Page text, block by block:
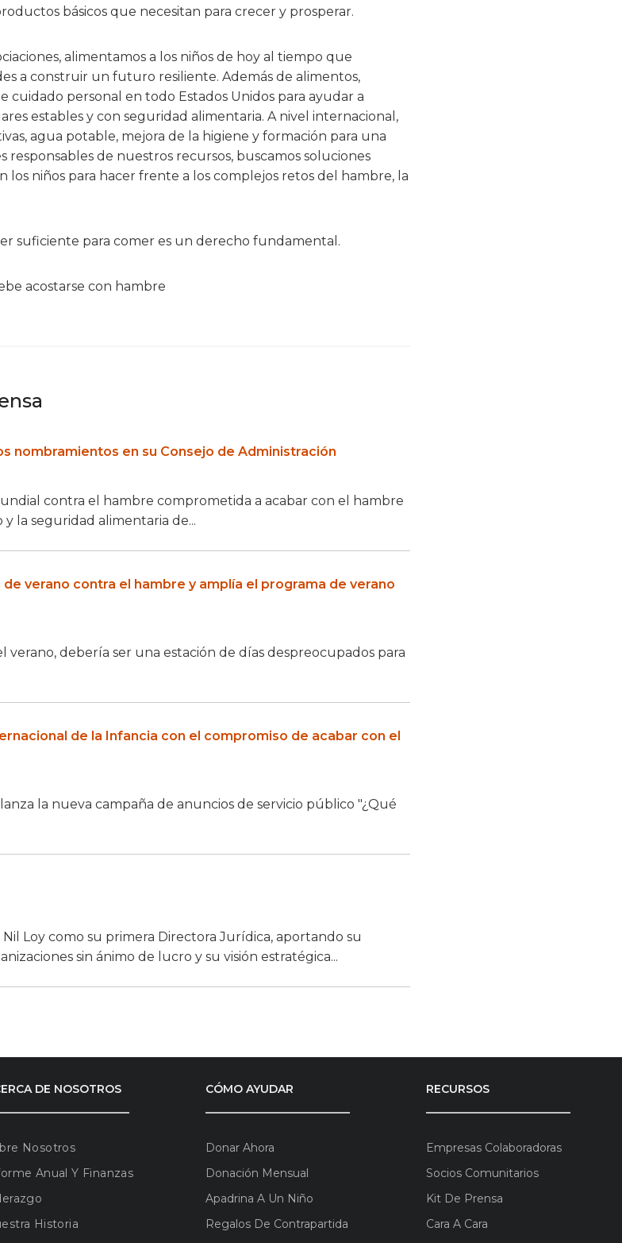
básicos que necesitan para crecer y prosperar.
alimentamos a los niños de hoy al tiempo que
a construir un futuro resiliente. Además de alimentos,
cuidado personal en todo Estados Unidos para ayudar a
estables y con seguridad alimentaria. A nivel internacional,
agua potable, mejora de la higiene y formación para una
responsables de nuestros recursos, buscamos soluciones
los niños para hacer frente a los complejos retos del hambre, la
suficiente para comer es un derecho fundamental.
acostarse con hambre
nombramientos en su Consejo de Administración
contra el hambre comprometida a acabar con el hambre
la seguridad alimentaria de...
verano contra el hambre y amplía el programa de verano
verano, debería ser una estación de días despreocupados para
de la Infancia con el compromiso de acabar con el
la nueva campaña de anuncios de servicio público "¿Qué
Loy como su primera Directora Jurídica, aportando su
sin ánimo de lucro y su visión estratégica...
DE NOSOTROS
Nosotros
Anual Y Finanzas
Historia
CÓMO AYUDAR
Donar Ahora
Donación Mensual
Apadrina A Un Niño
Regalos De Contrapartida
RECURSOS
Empresas Colaboradoras
Socios Comunitarios
Kit De Prensa
Cara A Cara